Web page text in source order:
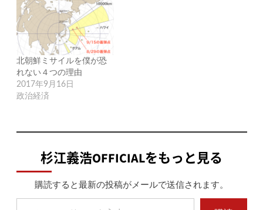
北朝鮮ミサイルを僕が恐
れない４つの理由
2017年9月16日
政治経済
杉江義浩OFFICIALをもっと見る
購読すると最新の投稿がメールで送信されます。
メールアドレスを入力...